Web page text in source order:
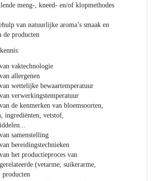
meng-, kneed- en/of klopmethodes
van natuurlijke aroma’s smaak en
de producten
vaktechnologie
allergenen
wettelijke bewaartemperatuur
verwerkingstemperatuur
de kenmerken van bloemsoorten,
ingrediënten, vetstof,
samenstelling
bereidingstechnieken
het productieproces van
(vetarme, suikerarme,